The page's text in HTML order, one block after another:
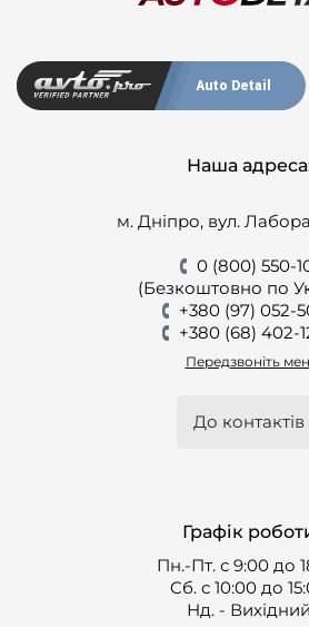
Auto Detail
Наша
м. Дніпро, вул.
0 (800) 550-
(Безкоштовно по
+380 (97) 052-
+380 (68) 402-
Передзвоніть
До контактів
Графік
Пн.-Пт. с 9:00 до
Cб. с 10:00 до
Нд. - Вихідний